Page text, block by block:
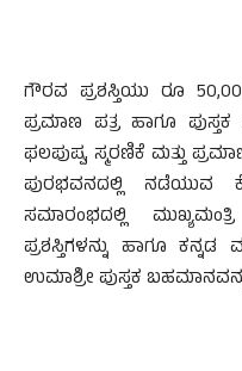
ಗೌರವ ಪ್ರಶಸ್ತಿಯು ರೂ
ಪ್ರಮಾಣ ಪತ್ರ ಹಾಗೂ
ಫಲಪುಷ್ಪ, ಸ್ಮರಣಿಕೆ ಮತ್ತು
ಪುರಭವನದಲ್ಲಿ ನಡೆಯುವ
ಸಮಾರಂಭದಲ್ಲಿ
ಪ್ರಶಸ್ತಿಗಳನ್ನು ಹಾಗೂ
ಉಮಾಶ್ರೀ ಪುಸ್ತಕ